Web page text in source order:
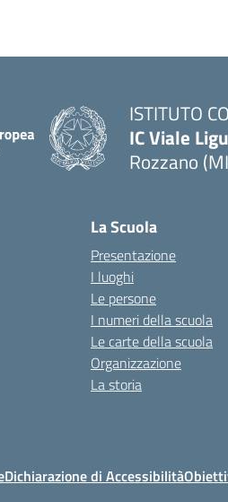
ISTITUTO
IC Viale
Rozzano
La Scuola
Presentazione
I luoghi
Le persone
I numeri della scuola
Le carte della scuola
Organizzazione
La storia
Dichiarazione di Accessibilità